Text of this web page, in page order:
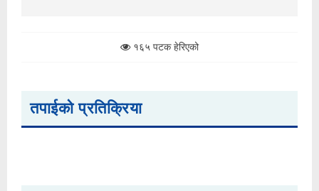
१६५ पटक हेरिएको
तपाईको प्रतिक्रिया